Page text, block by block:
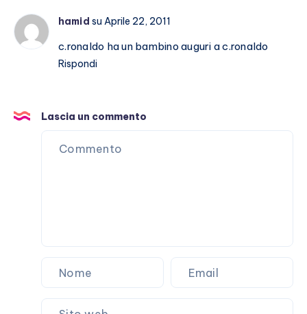
storiahamid su Aprile 22, 2011
c.ronaldo ha un bambino auguri a c.ronaldo
Rispondi
Lascia un commento